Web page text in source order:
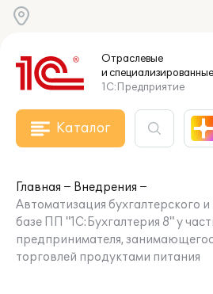
Отраслевые
и специализированные
1С:Предприятие
Каталог
Главная
Внедрения
Автоматизация бухгалтерского и
базе ПП "1С:Бухгалтерия 8" у
предпринимателя,
торговлей продуктами питания